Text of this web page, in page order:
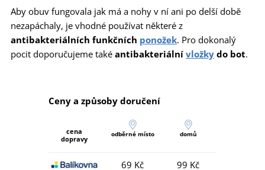
Aby obuv fungovala jak má a nohy v ní ani po delší době
nezapáchaly, je vhodné používat některé z
antibakteriálních funkčních ponožek. Pro dokonalý
pocit doporučujeme také antibakteriální vložky do bot.
Ceny a způsoby doručení
cena
dopravy
odběrné místo domů
69 Kč
99 Kč